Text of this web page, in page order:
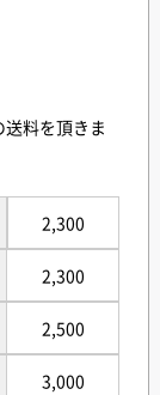
料を頂きま
2,300
2,300
2,500
3,000